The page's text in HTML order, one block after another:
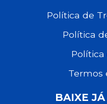
Política de
Política
Política
Termos
BAIXE